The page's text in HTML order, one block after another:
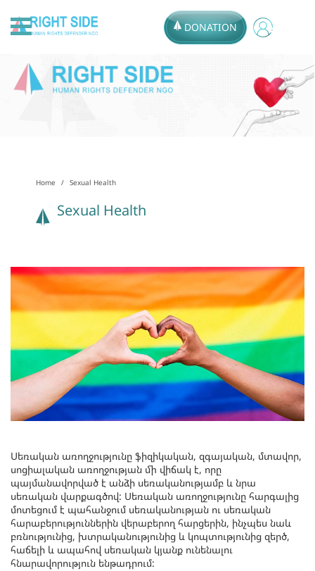
DONATION
Home Sexual Health
Sexual Health
Սեռական առողջությունը ֆիզիկական, զգայական, մտավոր,
սոցիալական առողջության մի վիճակ է, որը
պայմանավորված է անձի սեռականությամբ և նրա
սեռական վարքագծով: Սեռական առողջությունը հարգալից
մոտեցում է պահանջում սեռականության ու սեռական
հարաբերություններին վերաբերող հարցերին, ինչպես նաև
բռնությունից, խտրականությունից և կոպտությունից զերծ,
հաճելի և ապահով սեռական կյանք ունենալու
հնարավորություն ենթադրում: